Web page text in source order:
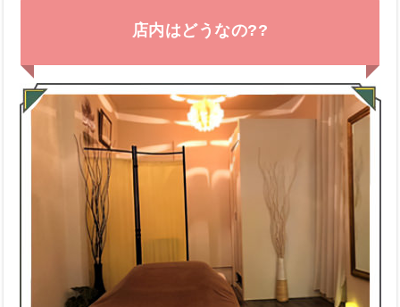
店内はどうなの??